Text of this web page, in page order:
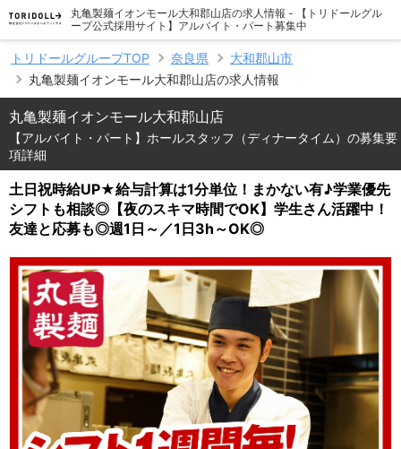
丸亀製麺イオンモール大和郡山店の求人情報 - 【トリドールグル
ープ公式採用サイト】アルバイト・パート募集中
トリドールグループTOP 奈良県
大和郡山市
丸亀製麺イオンモール大和郡山店の求人情報
丸亀製麺イオンモール大和郡山店
【アルバイト・パート】ホールスタッフ（ディナータイム）の募集要
項詳細
土日祝時給UP★給与計算は1分単位！まかない有♪学業優先
シフトも相談◎【夜のスキマ時間でOK】学生さん活躍中！
友達と応募も◎週1日～／1日3h～OK◎